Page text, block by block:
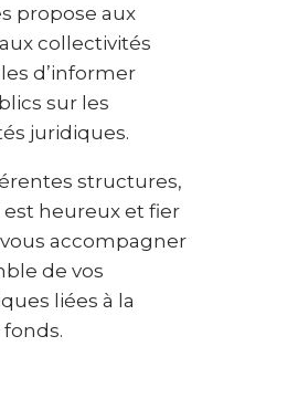
propose aux
collectivités
d’informer
sur les
juridiques.
structures,
est heureux et fier
accompagner
de vos
liées à la